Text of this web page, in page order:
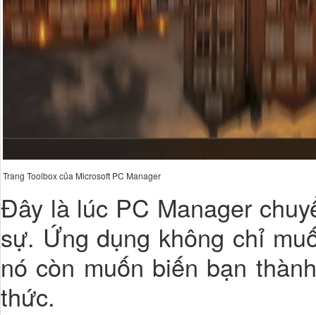
Trang Toolbox của Microsoft PC Manager
Đây là lúc PC Manager
sự. Ứng dụng không chỉ
nó còn muốn biến bạn
thức.